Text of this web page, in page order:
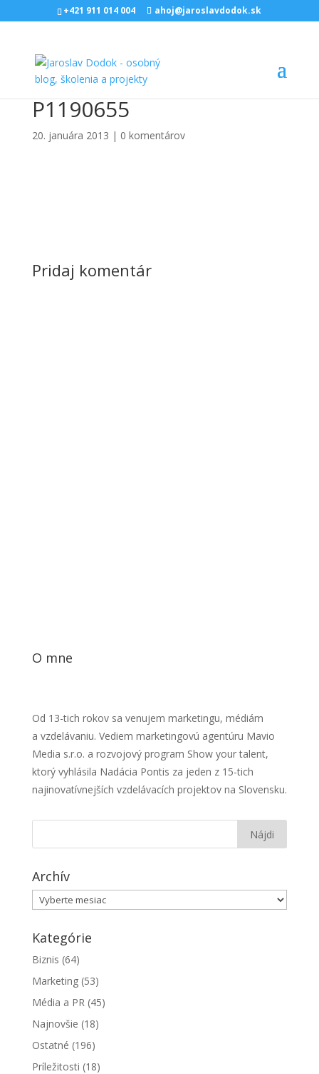
+421 911 014 004 ahoj@jaroslavdodok.sk
P1190655
20. januára 2013 | 0 komentárov
Pridaj komentár
O mne
Od 13-tich rokov sa venujem marketingu, médiám
a vzdelávaniu. Vediem marketingovú agentúru Mavio
Media s.r.o. a rozvojový program Show your talent,
ktorý vyhlásila Nadácia Pontis za jeden z 15-tich
najinovatívnejších vzdelávacích projektov na Slovensku.
Archív
Archív
Kategórie
Biznis (64)
Marketing(53)
Média a PR(45)
Najnovšie (18)
Ostatné (196)
Príležitosti (18)